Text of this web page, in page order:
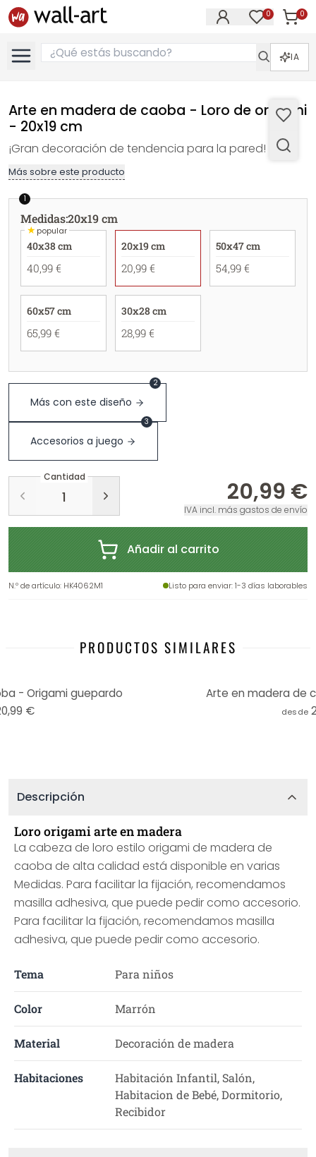
0 0
IA
Arte en madera de caoba - Loro de origami
- 20x19 cm
¡Gran decoración de tendencia para la pared!
Más sobre este producto
1
Medidas:20x19 cm
★popular
40x38 cm
40,99 €
20x19 cm
20,99 €
50x47 cm
54,99 €
60x57 cm
65,99 €
30x28 cm
28,99 €
Más con este diseño
2
Accesorios a juego
3
Cantidad
20,99 €
IVA incl. más gastos de envío
Añadir al carrito
N.º de artículo: HK4062M1 Listo para enviar: 1-3 días laborables
PRODUCTOS SIMILARES
- Origami guepardo
€
Arte en madera de
desde
Descripción
Loro origami arte en madera
La cabeza de loro estilo origami de madera de
caoba de alta calidad está disponible en varias
Medidas. Para facilitar la fijación, recomendamos
masilla adhesiva, que puede pedir como accesorio.
Para facilitar la fijación, recomendamos masilla
adhesiva, que puede pedir como accesorio.
Tema Para niños
Color Marrón
Material Decoración de madera
Habitaciones
Habitación Infantil, Salón,
Habitacion de Bebé, Dormitorio,
Recibidor